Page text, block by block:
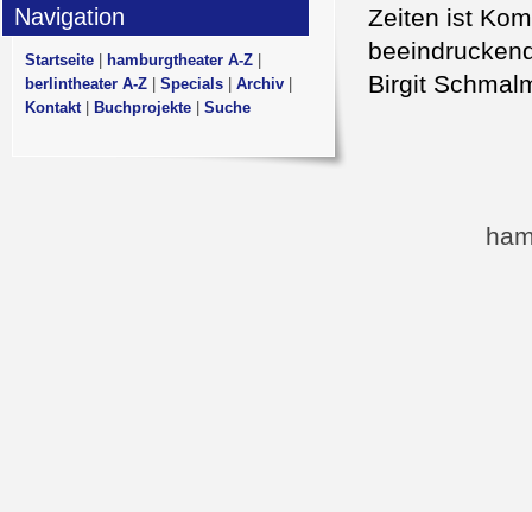
Zeiten ist
Birgit
Navigation
Startseite hamburgtheater A-Z
berlintheater A-Z
Specials Archiv
Kontakt| Buchprojekte Suche